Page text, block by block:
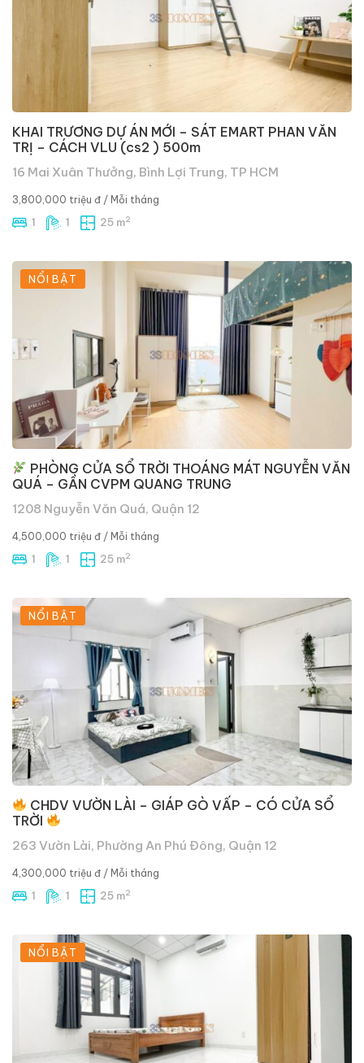
KHAI TRƯƠNG DỰ ÁN MỚI – SÁT EMART PHAN VĂN
TRỊ – CÁCH VLU (cs2 ) 500m
16 Mai Xuân Thưởng, Bình Lợi Trung, TP HCM
3,800,000 triệu đ / Mỗi tháng
1 1 25 m2
NỔI BẬT
PHÒNG CỬA SỔ TRỜI THOÁNG MÁT NGUYỄN VĂN
QUÁ – GẦN CVPM QUANG TRUNG
1208 Nguyễn Văn Quá, Quận 12
4,500,000 triệu đ / Mỗi tháng
1 1 25 m2
NỔI BẬT
CHDV VƯỜN LÀI – GIÁP GÒ VẤP – CÓ CỬA SỔ
TRỜI
263 Vườn Lài, Phường An Phú Đông, Quận 12
4,300,000 triệu đ / Mỗi tháng
1 1 25 m2
NỔI BẬT